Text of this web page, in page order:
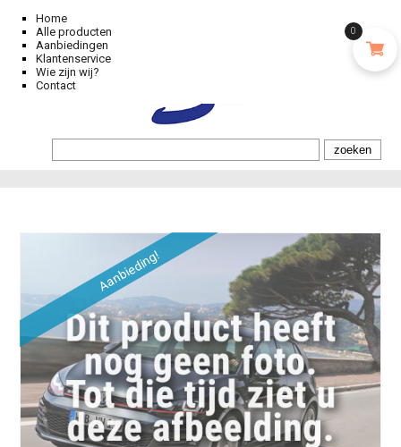
Home
Alle producten
Aanbiedingen
Klantenservice
Wie zijn wij?
Contact
Aanbieding!
0